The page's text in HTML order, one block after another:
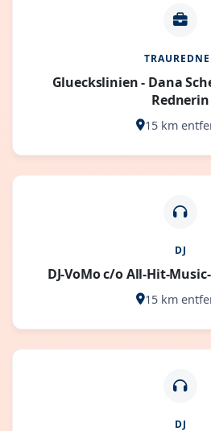
Glueckslinien - Dana
Rednerin
15 km
DJ
DJ-VoMo c/o All-Hit-
15 km
DJ